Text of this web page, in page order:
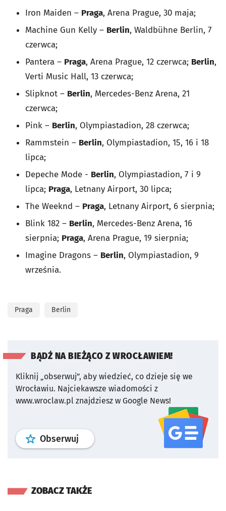
Iron Maiden – Praga, Arena Prague, 30 maja;
Machine Gun Kelly – Berlin, Waldbühne Berlin, 7
czerwca;
Pantera – Praga, Arena Prague, 12 czerwca; Berlin,
Verti Music Hall, 13 czerwca;
Slipknot – Berlin, Mercedes-Benz Arena, 21
czerwca;
Pink – Berlin, Olympiastadion, 28 czerwca;
Rammstein – Berlin, Olympiastadion, 15, 16 i 18
lipca;
Depeche Mode - Berlin, Olympiastadion, 7 i 9
lipca; Praga, Letnany Airport, 30 lipca;
The Weeknd – Praga, Letnany Airport, 6 sierpnia;
Blink 182 – Berlin, Mercedes-Benz Arena, 16
sierpnia; Praga, Arena Prague, 19 sierpnia;
Imagine Dragons – Berlin, Olympiastadion, 9
września.
Praga Berlin
BĄDŹ NA BIEŻĄCO Z WROCŁAWIEM!
Kliknij „obserwuj”, aby wiedzieć, co dzieje się we
Wrocławiu. Najciekawsze wiadomości z
www.wroclaw.pl znajdziesz w Google News!
Obserwuj profil serwisu
ZOBACZ TAKŻE